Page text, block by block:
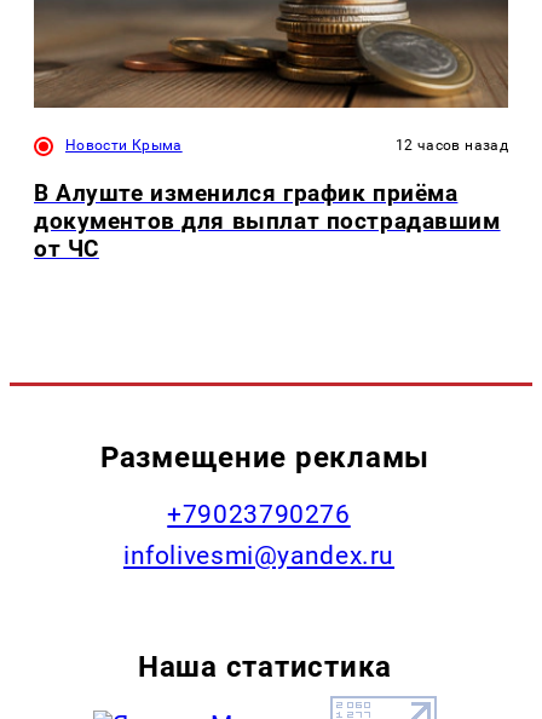
Новости Крыма 12 часов назад
В Алуште изменился график приёма
документов для выплат пострадавшим
от ЧС
Размещение рекламы
+79023790276
infolivesmi@yandex.ru
Наша статистика